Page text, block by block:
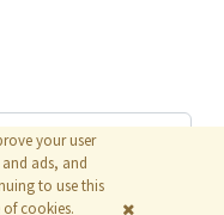
your user
ads, and
to use this
cookies.